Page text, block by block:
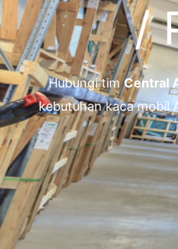
/
Hubungi timCentral
kebutuhan kaca mobil